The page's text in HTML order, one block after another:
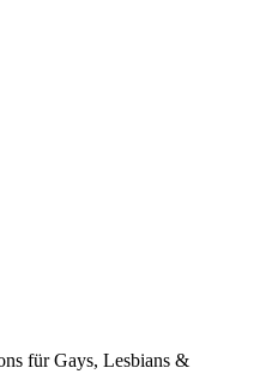
für Gays, Lesbians &